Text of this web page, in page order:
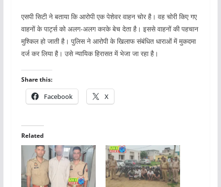
एसपी सिटी ने बताया कि आरोपी एक पेशेवर वाहन चोर है। वह चोरी किए गए
वाहनों के पार्ट्स को अलग-अलग करके बेच देता है। इससे वाहनों की पहचान
मुश्किल हो जाती है। पुलिस ने आरोपी के खिलाफ संबंधित धाराओं में मुकदमा
दर्ज कर लिया है। उसे न्यायिक हिरासत में भेजा जा रहा है।
Share this:
Facebook X
Related